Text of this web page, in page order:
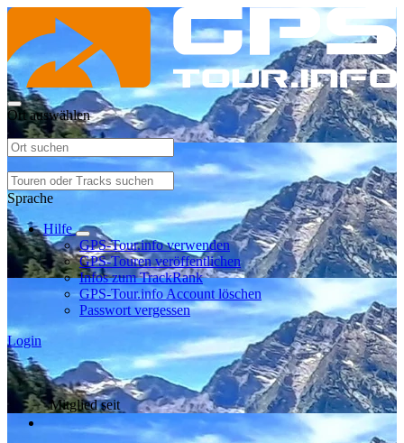
Ort auswählen
Sprache
Hilfe
GPS-Tour.info verwenden
GPS-Touren veröffentlichen
Infos zum TrackRank
GPS-Tour.info Account löschen
Passwort vergessen
Login
Mitglied seit